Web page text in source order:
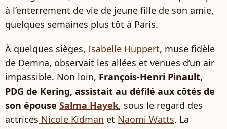
à l’enterrement de vie de jeune fille de son amie,
quelques semaines plus tôt à Paris.
À quelques sièges, Isabelle Huppert, muse fidèle
de Demna, observait les allées et venues d’un air
impassible. Non loin, François-Henri Pinault,
PDG de Kering, assistait au défilé aux côtés de
son épouse Salma Hayek, sous le regard des
actrices Nicole Kidman et Naomi Watts. La